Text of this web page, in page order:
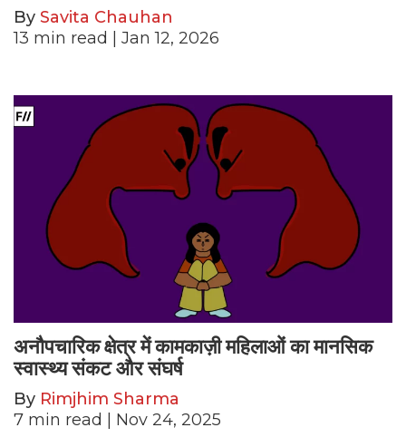
By Savita Chauhan
13 min read | Jan 12, 2026
अनौपचारिक क्षेत्र में कामकाज़ी महिलाओं का मानसिक
स्वास्थ्य संकट और संघर्ष
By Rimjhim Sharma
7 min read | Nov 24, 2025